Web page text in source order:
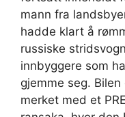
mann fra
hadde klart å
russiske
innbyggere som
gjemme seg.
merket med et